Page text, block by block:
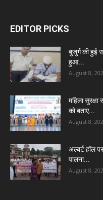
EDITOR PICKS
बुजुर्ग की हुई
हुआ...
August 8,
महिला
को बताए...
August 8,
अल्बर्ट हॉल
पालना...
August 8,